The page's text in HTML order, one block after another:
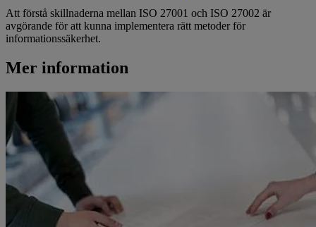
Att förstå skillnaderna mellan ISO 27001 och ISO 27002 är
avgörande för att kunna implementera rätt metoder för
informationssäkerhet.
Mer information